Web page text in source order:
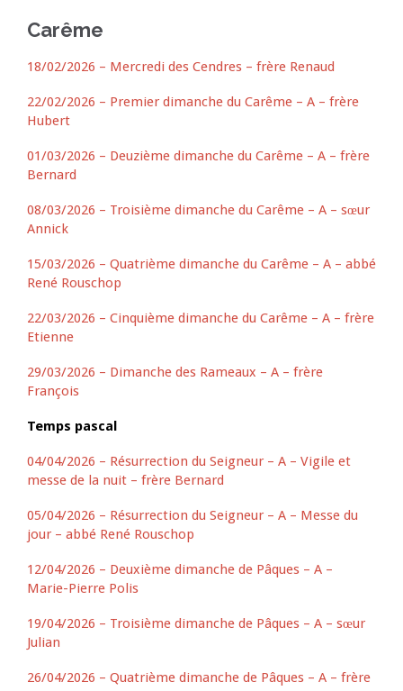
Carême
18/02/2026 – Mercredi des Cendres – frère Renaud
22/02/2026 – Premier dimanche du Carême – A – frère
Hubert
01/03/2026 – Deuzième dimanche du Carême – A – frère
Bernard
08/03/2026 – Troisième dimanche du Carême – A – sœur
Annick
15/03/2026 – Quatrième dimanche du Carême – A – abbé
René Rouschop
22/03/2026 – Cinquième dimanche du Carême – A – frère
Etienne
29/03/2026 – Dimanche des Rameaux – A – frère
François
Temps pascal
04/04/2026 – Résurrection du Seigneur – A – Vigile et
messe de la nuit – frère Bernard
05/04/2026 – Résurrection du Seigneur – A – Messe du
jour – abbé René Rouschop
12/04/2026 – Deuxième dimanche de Pâques – A –
Marie-Pierre Polis
19/04/2026 – Troisième dimanche de Pâques – A – sœur
Julian
26/04/2026 – Quatrième dimanche de Pâques – A – frère